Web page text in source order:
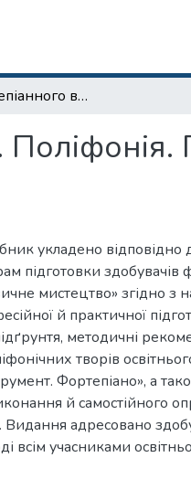
Основи фортепіанного виконавства. Поліфонія. Поліфонічні твори Й. С. Баха
укладено відповідно
підготовки здобувачів
мистецтво» згідно з
й практичної
методичні
творів
Фортепіано», а
й самостійного
Видання адресовано
всім учасниками